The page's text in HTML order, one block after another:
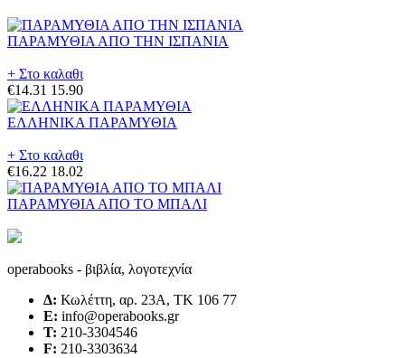
ΠΑΡΑΜΥΘΙΑ ΑΠΟ ΤΗΝ ΙΣΠΑΝΙΑ
+ Στο καλαθι
€14.31 15.90
ΕΛΛΗΝΙΚΑ ΠΑΡΑΜΥΘΙΑ
+ Στο καλαθι
€16.22 18.02
ΠΑΡΑΜΥΘΙΑ ΑΠΟ ΤΟ ΜΠΑΛΙ
operabooks - βιβλία, λογοτεχνία
Δ: Κωλέττη, αρ. 23Α, ΤΚ 106 77
E: info@operabooks.gr
Τ: 210-3304546
F: 210-3303634